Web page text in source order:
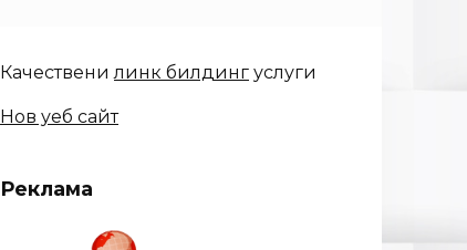
Качественилинк билдинг услуги
Нов уеб сайт
Реклама